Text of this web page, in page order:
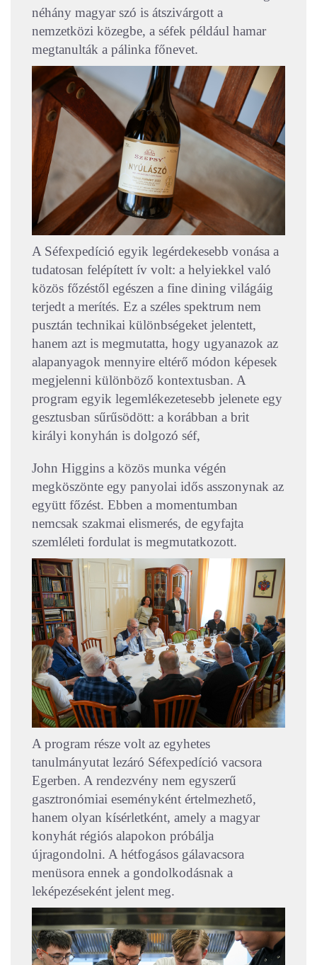
néhány magyar szó is átszivárgott a
nemzetközi közegbe, a séfek például hamar
megtanulták a pálinka főnevet.
A Séfexpedíció egyik legérdekesebb vonása a
tudatosan felépített ív volt: a helyiekkel való
közös főzéstől egészen a fine dining világáig
terjedt a merítés. Ez a széles spektrum nem
pusztán technikai különbségeket jelentett,
hanem azt is megmutatta, hogy ugyanazok az
alapanyagok mennyire eltérő módon képesek
megjelenni különböző kontextusban. A
program egyik legemlékezetesebb jelenete egy
gesztusban sűrűsödött: a korábban a brit
királyi konyhán is dolgozó séf,
John Higgins a közös munka végén
megköszönte egy panyolai idős asszonynak az
együtt főzést. Ebben a momentumban
nemcsak szakmai elismerés, de egyfajta
szemléleti fordulat is megmutatkozott.
A program része volt az egyhetes
tanulmányutat lezáró Séfexpedíció vacsora
Egerben. A rendezvény nem egyszerű
gasztronómiai eseményként értelmezhető,
hanem olyan kísérletként, amely a magyar
konyhát régiós alapokon próbálja
újragondolni. A hétfogásos gálavacsora
menüsora ennek a gondolkodásnak a
leképezéseként jelent meg.